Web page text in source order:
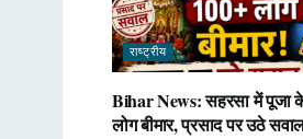
राष्ट्रीय
Bihar News: सहरसा में पूजा
लोग बीमार, प्रसाद पर उठे